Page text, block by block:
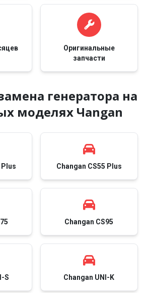
Оригинальные
запчасти
генератора на
моделях Чangan
Plus Changan CS55 Plus
Changan CS95
S Changan UNI-K